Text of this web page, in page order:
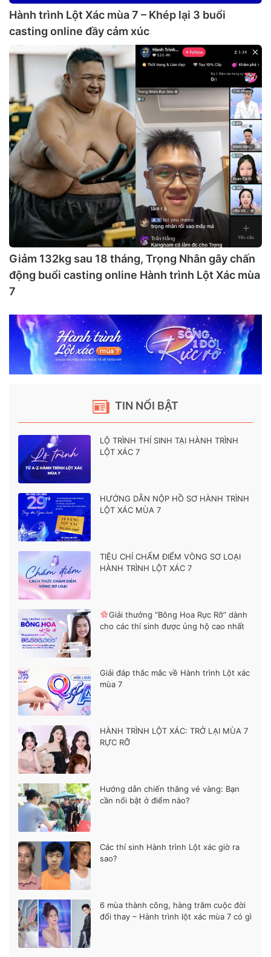
TIN NỔI BẬT
LỘ TRÌNH THÍ SINH TẠI HÀNH TRÌNH
LỘT XÁC 7
HƯỚNG DẪN NỘP HỒ SƠ HÀNH TRÌNH
LỘT XÁC MÙA 7
TIÊU CHÍ CHẤM ĐIỂM VÒNG SƠ LOẠI
HÀNH TRÌNH LỘT XÁC 7
Giải thưởng “Bông Hoa Rực Rỡ” dành
cho các thí sinh được ủng hộ cao nhất
Giải đáp thắc mắc về Hành trình Lột xác
mùa 7
HÀNH TRÌNH LỘT XÁC: TRỞ LẠI MÙA 7
RỰC RỠ
Hướng dẫn chiến thắng vé vàng: Bạn
cần nổi bật ở điểm nào?
Các thí sinh Hành trình Lột xác giờ ra
sao?
6 mùa thành công, hàng trăm cuộc đời
đổi thay – Hành trình lột xác mùa 7 có gì
Hành trình Lột Xác mùa 7 – Khép lại 3 buổi
casting online đầy cảm xúc
Giảm 132kg sau 18 tháng, Trọng Nhân gây chấn
động buổi casting online Hành trình Lột Xác mùa
7